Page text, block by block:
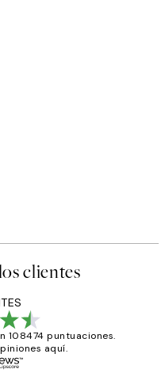
clientes
108474 puntuaciones.
aquí.